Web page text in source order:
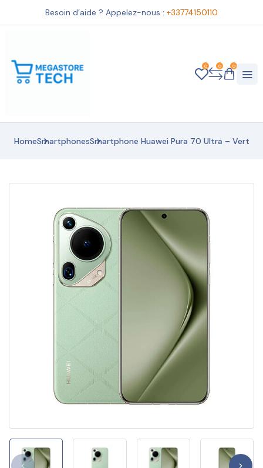
Besoin d’aide ? Appelez-nous : +33774150110
0 0 0
HomeSmartphonesSmartphone Huawei Pura 70 Ultra – Vert